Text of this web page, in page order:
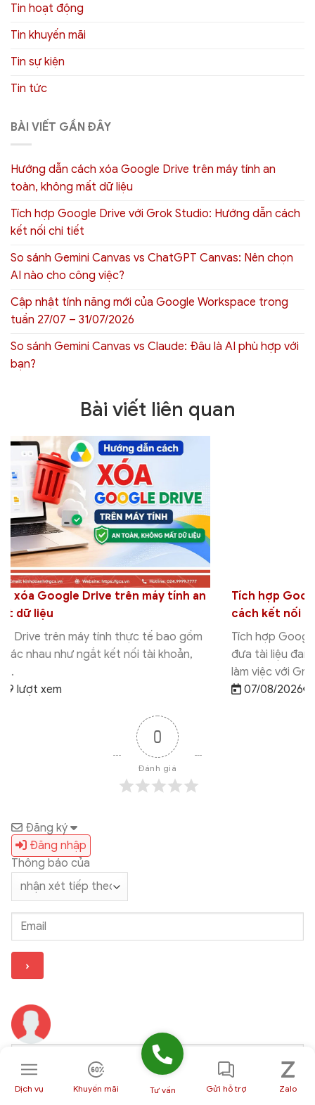
Tin hoạt động
Tin khuyến mãi
Tin sự kiện
Tin tức
BÀI VIẾT GẦN ĐÂY
Hướng dẫn cách xóa Google Drive trên máy tính an
toàn, không mất dữ liệu
Tích hợp Google Drive với Grok Studio: Hướng dẫn cách
kết nối chi tiết
So sánh Gemini Canvas vs ChatGPT Canvas: Nên chọn
AI nào cho công việc?
Cập nhật tính năng mới của Google Workspace trong
tuần 27/07 – 31/07/2026
So sánh Gemini Canvas vs Claude: Đâu là AI phù hợp với
bạn?
Bài viết liên quan
Tích hợp Google Drive với Grok Studio: Hướng dẫn
cách kết nối chi tiết
Tích hợp Google Drive với Grok Studio giúp người dùng
đưa tài liệu đang lưu trên Google Drive vào quy trình
làm việc với Grok...
07/08/2026
0
Đánh giá
Đăng ký
Đăng nhập
Thông báo của
Dịch vụ Khuyến mãi Tư vấn Gửi hỗ trợ Zalo